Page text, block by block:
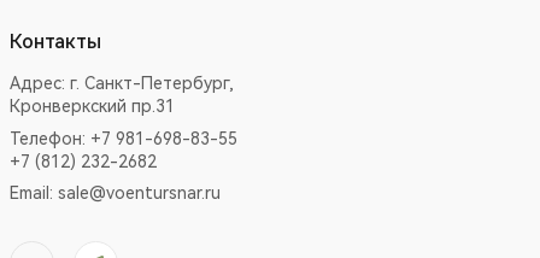
Контакты
Адрес: г. Санкт-Петербург,
Кронверкский пр.31
Телефон: +7 981-698-83-55
+7 (812) 232-2682
Email: sale@voentursnar.ru